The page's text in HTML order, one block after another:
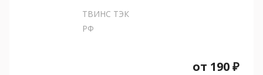
ТВИНС ТЭК
РФ
от 190₽